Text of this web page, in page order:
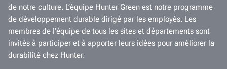
de notre culture. L’équipe Hunter Green est notre programme
de développement durable dirigé par les employés. Les
membres de l’équipe de tous les sites et départements sont
invités à participer et à apporter leurs idées pour améliorer la
durabilité chez Hunter.